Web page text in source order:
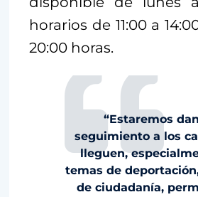
horarios de 11:00 a
20:00 horas.
“Estaremos
seguimiento a los
lleguen,
temas de
de ciudadanía,